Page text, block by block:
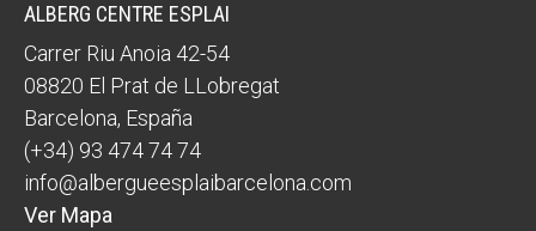
ALBERG CENTRE ESPLAI
Carrer Riu Anoia 42-54
08820 El Prat de LLobregat
Barcelona, España
(+34) 93 474 74 74
info@albergueesplaibarcelona.com
Ver Mapa